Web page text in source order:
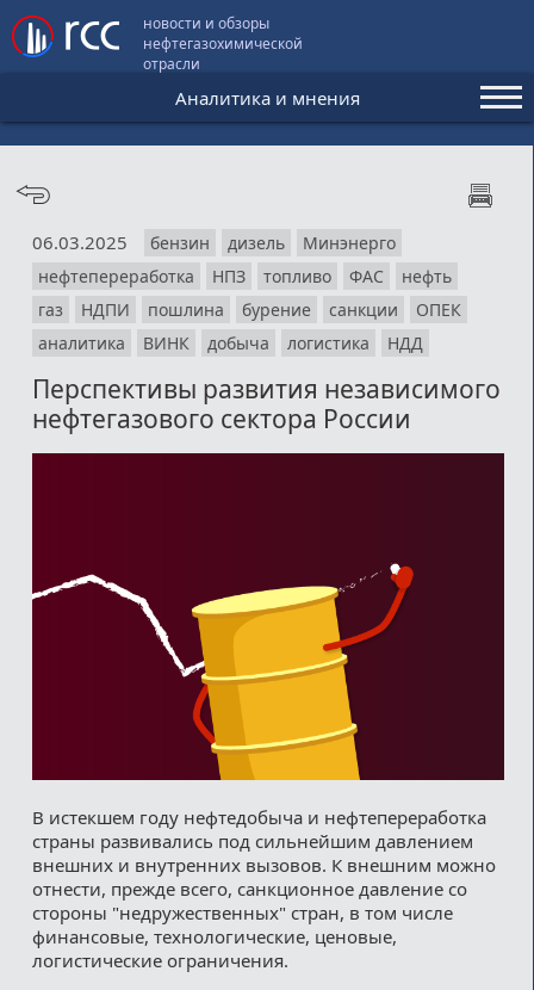
новости и обзоры
нефтегазохимической
отрасли
Аналитика и мнения
Аналитика и мнения
Видео
Пользовательское соглашение
Медиакит
06.03.2025 бензин дизель
Минэнерго
нефтепереработка
НПЗ топливо ФАС
нефть
газ
НДПИ пошлина бурение санкции
ОПЕК
аналитика
ВИНК добыча логистика НДД
Перспективы развития независимого
нефтегазового сектора России
В истекшем году нефтедобыча и нефтепереработка
страны развивались под сильнейшим давлением
внешних и внутренних вызовов. К внешним можно
отнести, прежде всего, санкционное давление со
стороны "недружественных" стран, в том числе
финансовые, технологические, ценовые,
логистические ограничения.